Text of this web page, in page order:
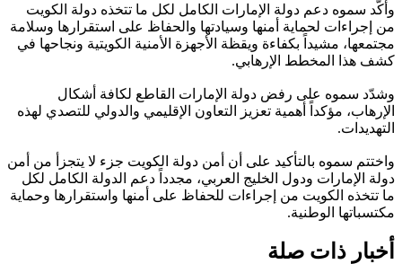
وأكّد سموه دعم دولة الإمارات الكامل لكل ما تتخذه دولة الكويت
من إجراءات لحماية أمنها وسيادتها والحفاظ على استقرارها وسلامة
مجتمعها، مشيداً بكفاءة ويقظة الأجهزة الأمنية الكويتية ونجاحها في
كشف هذا المخطط الإرهابي.
وشدّد سموه على رفض دولة الإمارات القاطع لكافة أشكال
الإرهاب، مؤكداً أهمية تعزيز التعاون الإقليمي والدولي للتصدي لهذه
التهديدات.
واختتم سموه بالتأكيد على أن أمن دولة الكويت جزء لا يتجزأ من أمن
دولة الإمارات ودول الخليج العربي، مجدداً دعم الدولة الكامل لكل
ما تتخذه الكويت من إجراءات للحفاظ على أمنها واستقرارها وحماية
مكتسباتها الوطنية.
أخبار ذات صلة